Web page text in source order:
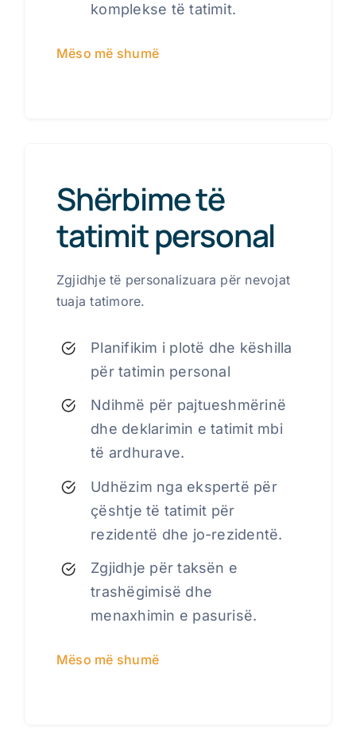
komplekse të tatimit.
Mëso më shumë
Shërbime të
tatimit personal
Zgjidhje të personalizuara për nevojat
tuaja tatimore.
Planifikim i plotë dhe këshilla
për tatimin personal
Ndihmë për pajtueshmërinë
dhe deklarimin e tatimit mbi
të ardhurave.
Udhëzim nga ekspertë për
çështje të tatimit për
rezidentë dhe jo-rezidentë.
Zgjidhje për taksën e
trashëgimisë dhe
menaxhimin e pasurisë.
Mëso më shumë